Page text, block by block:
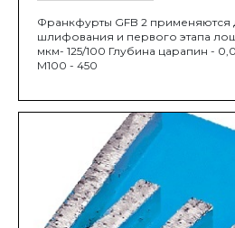
Франкфурты GFB 2 применяются
шлифования и первого этапа
мкм- 125/100 Глубина царапин -
М100 - 450